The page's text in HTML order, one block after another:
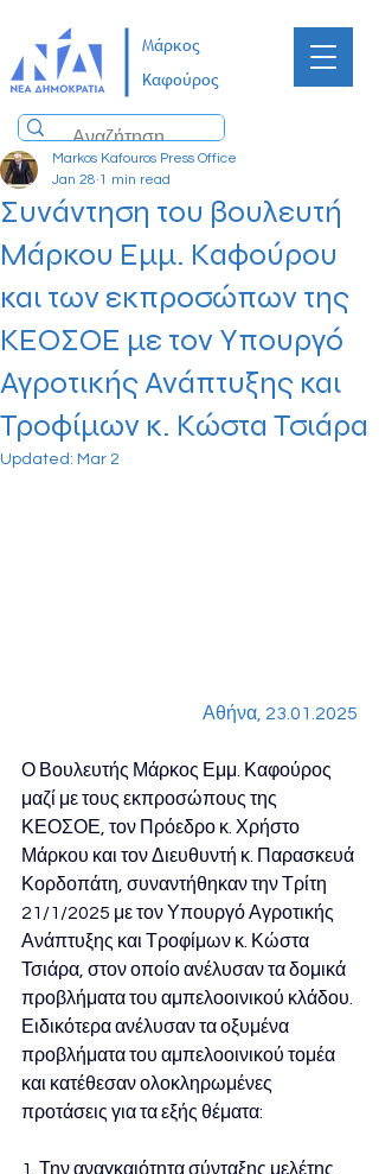
Μάρκος
Καφούρος
Συνάντηση του βουλευτή
Μάρκου Εμμ. Καφούρου
και των εκπροσώπων της
ΚΕΟΣΟΕ με τον Υπουργό
Αγροτικής Ανάπτυξης και
Τροφίμων κ. Κώστα Τσιάρα
Markos Kafouros Press Office
Jan 28 1 min read
Updated: Mar 2
Αθήνα, 23.01.2025
Ο Βουλευτής Μάρκος Εμμ. Καφούρος
μαζί με τους εκπροσώπους της
ΚΕΟΣΟΕ, τον Πρόεδρο κ. Χρήστο
Μάρκου και τον Διευθυντή κ. Παρασκευά
Κορδοπάτη, συναντήθηκαν την Τρίτη
21/1/2025 με τον Υπουργό Αγροτικής
Ανάπτυξης και Τροφίμων κ. Κώστα
Τσιάρα, στον οποίο ανέλυσαν τα δομικά
προβλήματα του αμπελοοινικού κλάδου.
Ειδικότερα ανέλυσαν τα οξυμένα
προβλήματα του αμπελοοινικού τομέα
και κατέθεσαν ολοκληρωμένες
προτάσεις για τα εξής θέματα:
1. Την αναγκαιότητα σύνταξης μελέτης